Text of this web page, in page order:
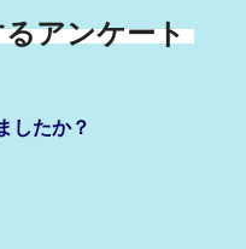
アンケート
したか？